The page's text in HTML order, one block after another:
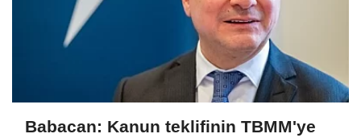
Babacan: Kanun teklifinin TBMM'ye